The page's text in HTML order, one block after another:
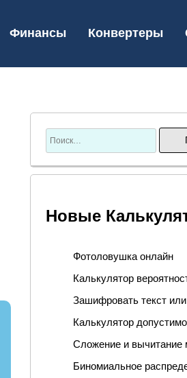
Финансы Конвертеры
Новые
Фотоловушка онлайн
Калькулятор
Зашифровать текст
Калькулятор
Сложение и вычитание
Биномиальное